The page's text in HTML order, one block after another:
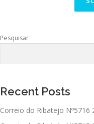
Pesquisar
Recent Posts
Correio do Ribatejo Nº5716